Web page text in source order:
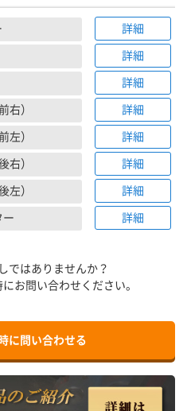
詳細
詳細
詳細
右）
詳細
左）
詳細
右）
詳細
左）
詳細
ー
詳細
ではありませんか？
お問い合わせください。
に問い合わせる